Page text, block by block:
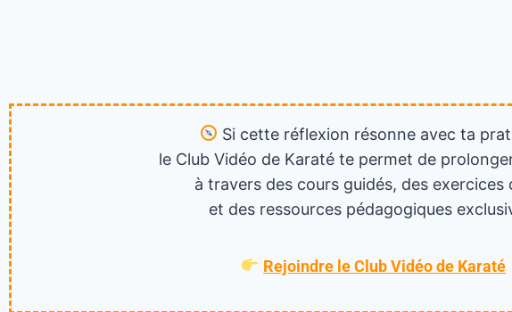
Si cette réflexion résonne avec ta
le Club Vidéo de Karaté te permet de
à travers des cours guidés, des exercices
et des ressources pédagogiques
Rejoindre le Club Vidéo de Karaté